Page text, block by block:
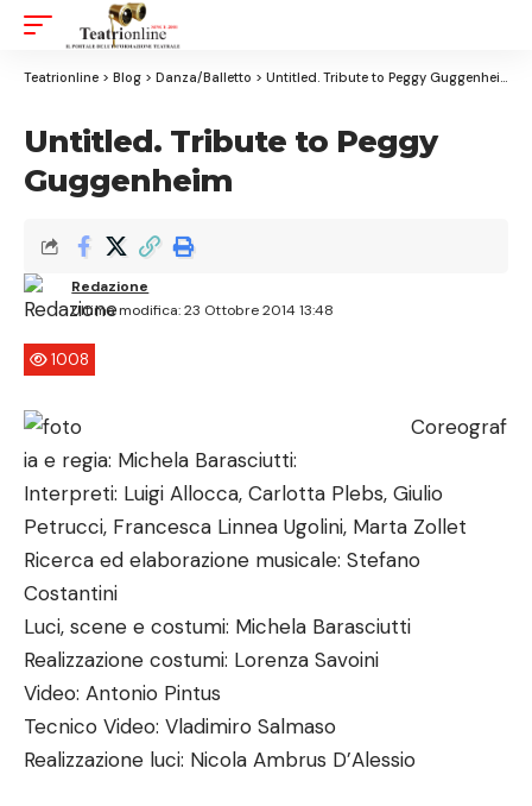
Resizer
Teatrionline > Blog > Danza/Balletto > Untitled. Tribute to Peggy Guggenheim
Untitled. Tribute to Peggy
Guggenheim
Ultima modifica: 23 Ottobre 2014 13:48
Redazione
1008
Coreograf
ia e regia: Michela Barasciutti:
Interpreti: Luigi Allocca, Carlotta Plebs, Giulio
Petrucci, Francesca Linnea Ugolini, Marta Zollet
Ricerca ed elaborazione musicale: Stefano
Costantini
Luci, scene e costumi: Michela Barasciutti
Realizzazione costumi: Lorenza Savoini
Video: Antonio Pintus
Tecnico Video: Vladimiro Salmaso
Realizzazione luci: Nicola Ambrus D’Alessio